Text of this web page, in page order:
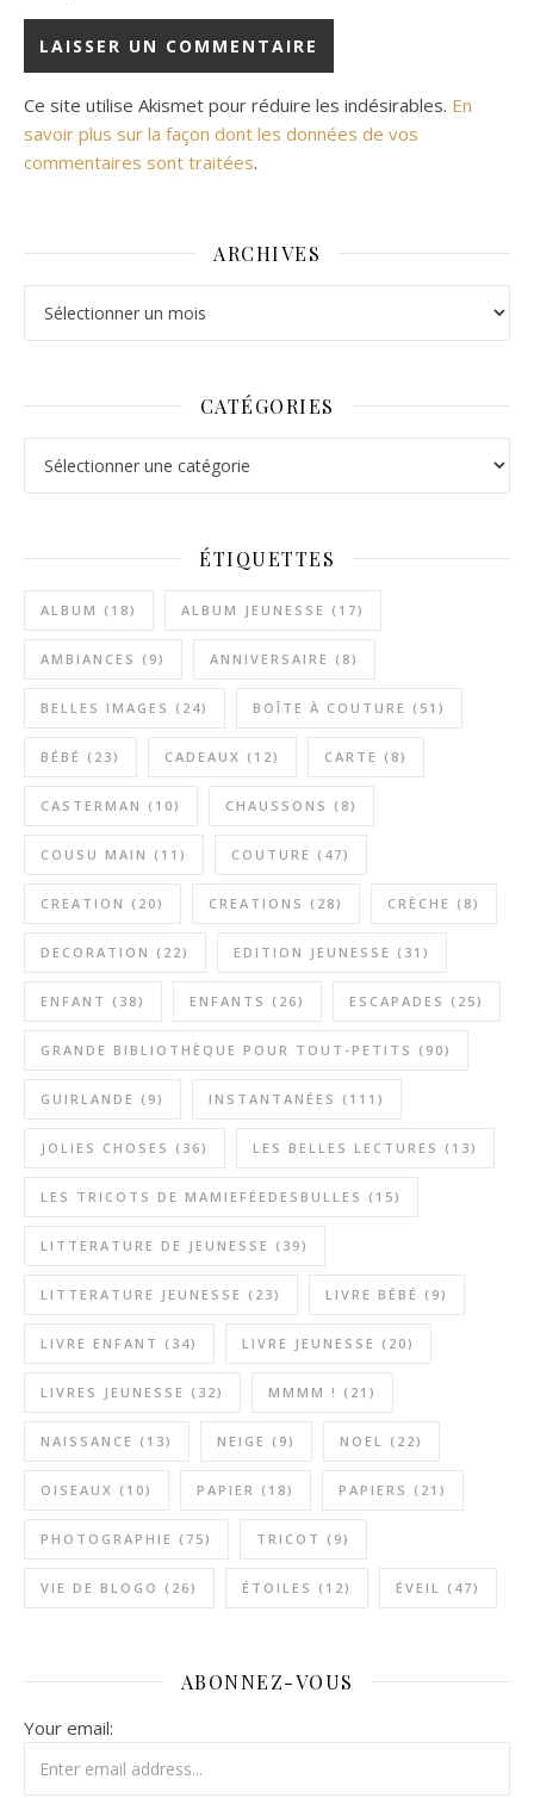
Ce site utilise Akismet pour réduire les indésirables. En
savoir plus sur la façon dont les données de vos
commentaires sont traitées.
ARCHIVES
CATÉGORIES
ÉTIQUETTES
ALBUM (18) ALBUM JEUNESSE (17)
AMBIANCES (9) ANNIVERSAIRE (8)
BELLES IMAGES (24) BOÎTE À COUTURE (51)
BÉBÉ (23) CADEAUX (12) CARTE (8)
CASTERMAN (10) CHAUSSONS (8)
COUSU MAIN (11) COUTURE (47)
CREATION (20) CREATIONS (28) CRÈCHE (8)
DECORATION (22) EDITION JEUNESSE (31)
ENFANT (38) ENFANTS (26) ESCAPADES (25)
GRANDE BIBLIOTHÈQUE POUR TOUT-PETITS (90)
GUIRLANDE (9) INSTANTANÉES (111)
JOLIES CHOSES (36) LES BELLES LECTURES (13)
LES TRICOTS DE MAMIEFÉEDESBULLES (15)
LITTERATURE DE JEUNESSE (39)
LITTERATURE JEUNESSE (23) LIVRE BÉBÉ (9)
LIVRE ENFANT (34) LIVRE JEUNESSE (20)
LIVRES JEUNESSE (32) MMMM ! (21)
NAISSANCE (13) NEIGE (9) NOEL (22)
OISEAUX (10) PAPIER (18) PAPIERS (21)
PHOTOGRAPHIE (75) TRICOT (9)
VIE DE BLOGO (26) ÉTOILES (12) ÉVEIL (47)
ABONNEZ-VOUS
Your email: